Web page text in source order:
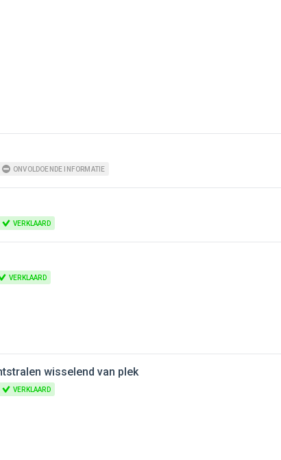
ONVOLDOENDE INFORMATIE
VERKLAARD
VERKLAARD
wisselend van plek
VERKLAARD